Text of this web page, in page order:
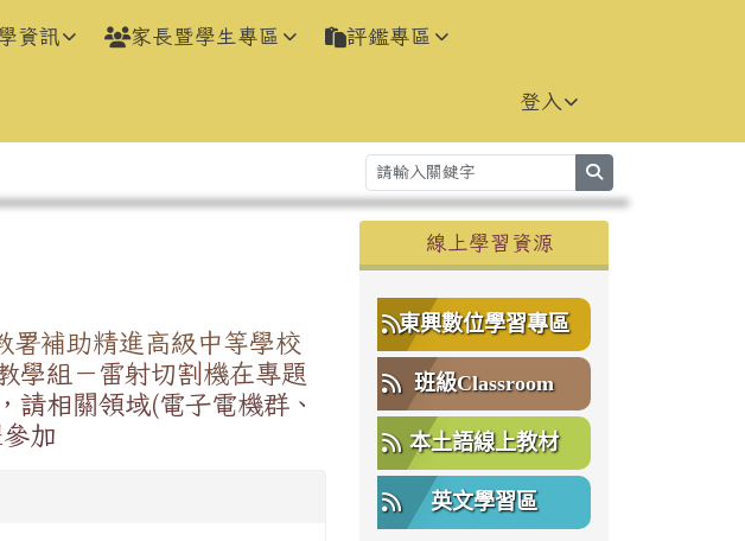
資訊 家長暨學生專區 評鑑專區
登入
署補助精進高級中等學校
學組－雷射切割機在專題
請相關領域(電子電機群、
加
右邊區域內容
線上學習資源
東興數位學習專區
班級Classroom
本土語線上教材
英文學習區